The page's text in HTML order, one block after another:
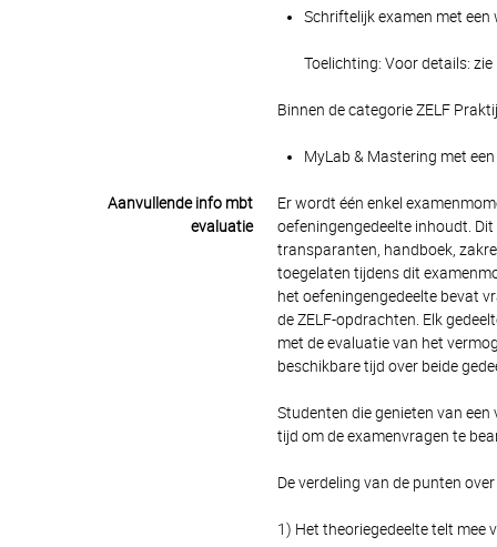
Schriftelijk examen met
Toelichting: Voor details:
Binnen de categorie ZELF
MyLab & Mastering met
Aanvullende info mbt
evaluatie
Er wordt één enkel
oefeningengedeelte inhoudt.
transparanten, handboek,
toegelaten tijdens dit
het oefeningengedeelte bevat
de ZELF-opdrachten. Elk
met de evaluatie van het
beschikbare tijd over beide
Studenten die genieten van
tijd om de examenvragen te
De verdeling van de punten
1) Het theoriegedeelte telt mee